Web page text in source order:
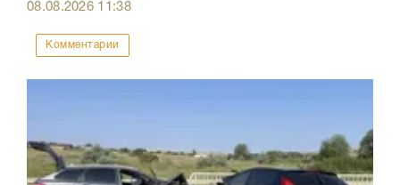
08.08.2026 11:38
Комментарии